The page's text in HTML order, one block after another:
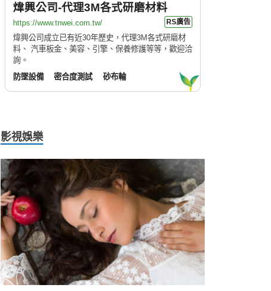
煒興公司-代理3M各式研磨材料
RS廣告
https://www.tnwei.com.tw/
煒興公司成立已有近30年歷史，代理3M各式研磨材
料、 汽車板金、美容、引擎、保養修護等等，歡迎洽
詢。
防墜設備
密合度測試 砂布輪
影視娛樂